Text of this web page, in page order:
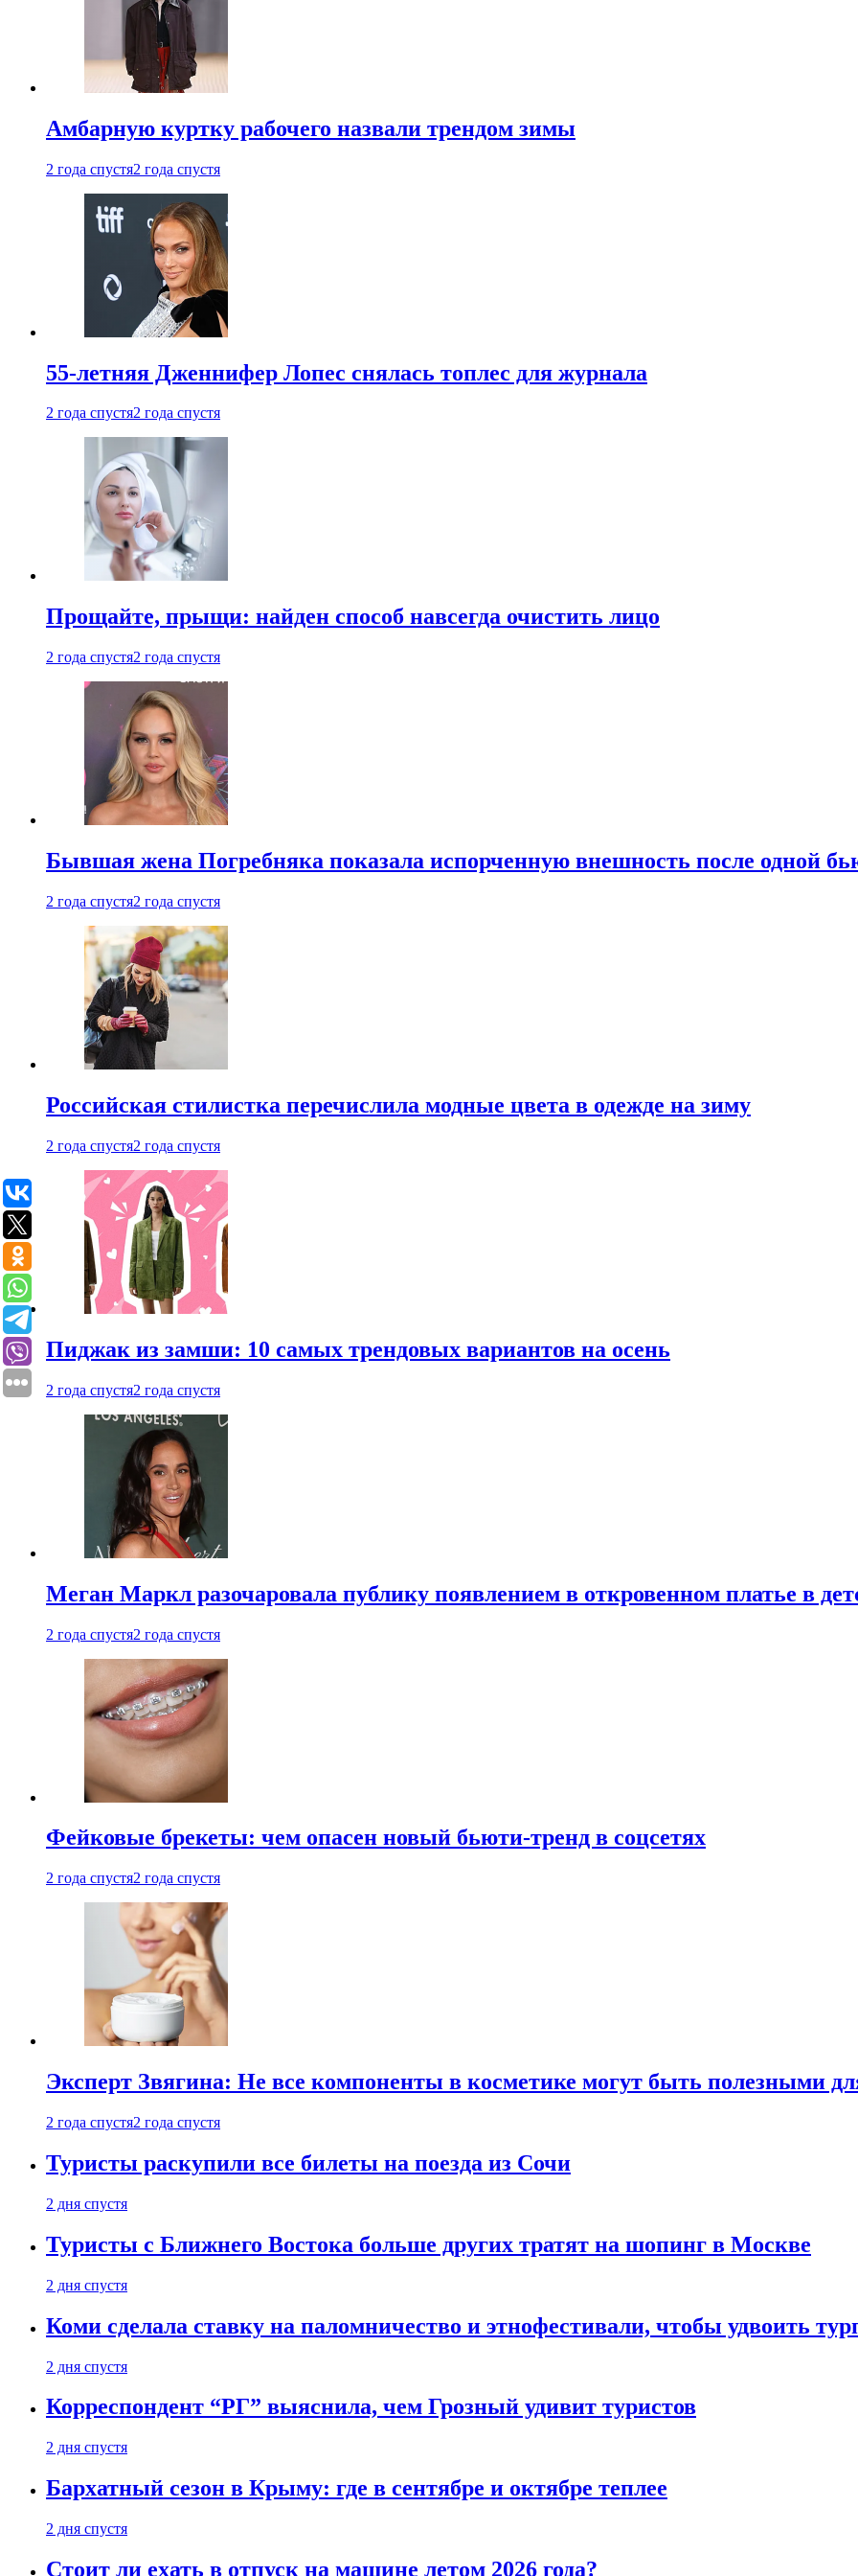
Амбарную куртку рабочего назвали трендом зимы
2 года спустя2 года спустя
55-летняя Дженнифер Лопес снялась топлес для журнала
2 года спустя2 года спустя
Прощайте, прыщи: найден способ навсегда очистить лицо
2 года спустя2 года спустя
Бывшая жена Погребняка показала испорченную внешность после одной
2 года спустя2 года спустя
Российская стилистка перечислила модные цвета в одежде на зиму
2 года спустя2 года спустя
Пиджак из замши: 10 самых трендовых вариантов на осень
2 года спустя2 года спустя
Меган Маркл разочаровала публику появлением в откровенном платье в
2 года спустя2 года спустя
Фейковые брекеты: чем опасен новый бьюти-тренд в соцсетях
2 года спустя2 года спустя
Эксперт Звягина: Не все компоненты в косметике могут быть полезными
2 года спустя2 года спустя
Туристы раскупили все билеты на поезда из Сочи
2 дня спустя
Туристы с Ближнего Востока больше других тратят на шопинг в Москве
2 дня спустя
Коми сделала ставку на паломничество и этнофестивали, чтобы удвоить
2 дня спустя
Корреспондент “РГ” выяснила, чем Грозный удивит туристов
2 дня спустя
Бархатный сезон в Крыму: где в сентябре и октябре теплее
2 дня спустя
Стоит ли ехать в отпуск на машине летом 2026 года?